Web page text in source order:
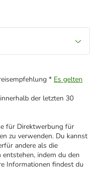
* Es gelten
der letzten 30
für Direktwerbung für
zu verwenden. Du kannst
andere als die
indem du den
Informationen findest du